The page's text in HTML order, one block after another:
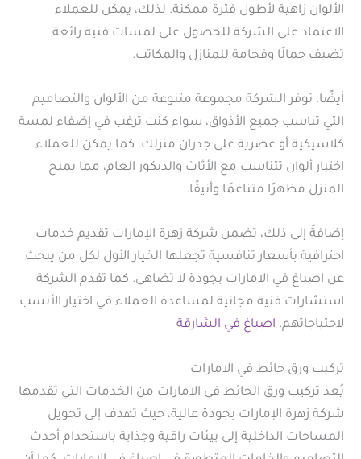
الألوان زاهية لأطول فترة ممكنة. لذلك، يمكن للعملاء
الاعتماد على الشركة للحصول على لمسات فنية رائعة
تضيف جمالًا وفخامة للمنازل والمكاتب.
أيضًا، توفر الشركة مجموعة متنوعة من الألوان والتصاميم
التي تناسب جميع الأذواق، سواء كنت ترغب في إضفاء لمسة
كلاسيكية أو عصرية على جدران منزلك. كما يمكن للعملاء
اختيار ألوان تتناسب مع الأثاث والديكور العام، مما يمنح
المنزل مظهرًا متناغمًا وأنيقًا.
إضافةً إلى ذلك، تضمن شركة زهرة الإمارات تقديم خدمات
احترافية بأسعار تنافسية تجعلها الخيار الأول لكل من يبحث
عن اصباغ في الامارات بجودة لا تضاهى. كما تقدم الشركة
استشارات فنية مجانية لمساعدة العملاء في اختيار الأنسب
لاحتياجاتهم. اصباغ في الشارقة
تركيب ورق حائط في الامارات
يُعد تركيب ورق الحائط في الامارات من الخدمات التي تقدمها
شركة زهرة الإمارات بجودة عالية، حيث تهدف إلى تحويل
المساحات الداخلية إلى بيئات راقية وجذابة باستخدام أحدث